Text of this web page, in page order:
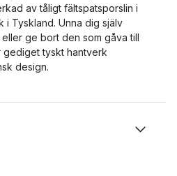
av tåligt fältspatsporslin i
i Tyskland. Unna dig själv
ge bort den som gåva till
gediget tyskt hantverk
design.